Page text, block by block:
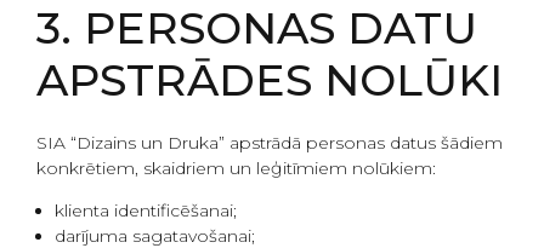
3. PERSONAS DATU
APSTRĀDES NOLŪKI
SIA “Dizains un Druka” apstrādā personas datus šādiem
konkrētiem, skaidriem un leģitīmiem nolūkiem:
klienta identificēšanai;
darījuma sagatavošanai;